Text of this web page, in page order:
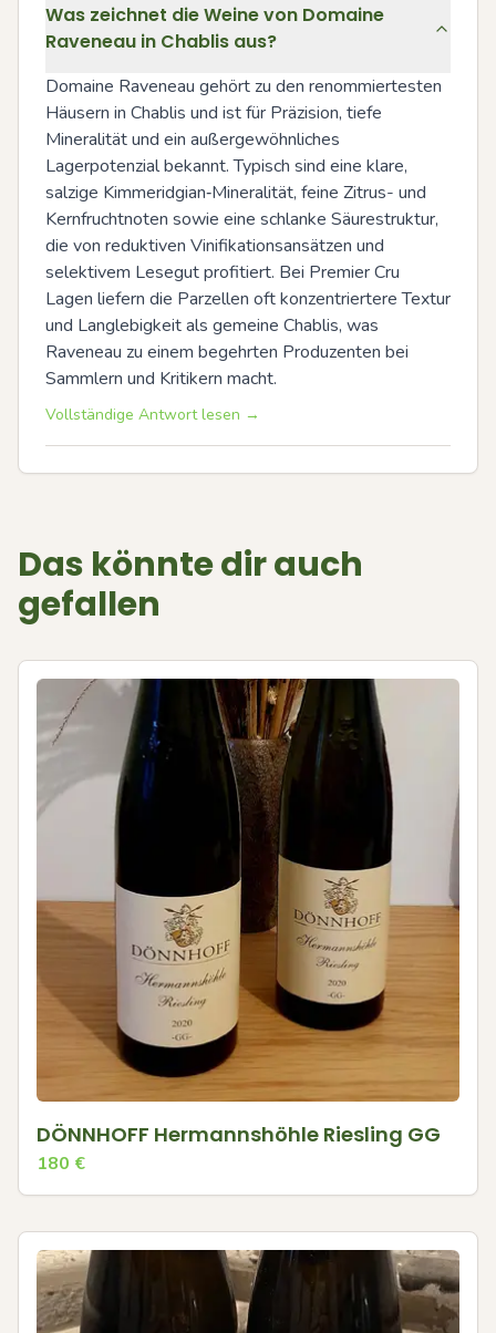
Was zeichnet die Weine von Domaine
Raveneau in Chablis aus?
Domaine Raveneau gehört zu den renommiertesten
Häusern in Chablis und ist für Präzision, tiefe
Mineralität und ein außergewöhnliches
Lagerpotenzial bekannt. Typisch sind eine klare,
salzige Kimmeridgian‑Mineralität, feine Zitrus- und
Kernfruchtnoten sowie eine schlanke Säurestruktur,
die von reduktiven Vinifikationsansätzen und
selektivem Lesegut profitiert. Bei Premier Cru
Lagen liefern die Parzellen oft konzentriertere Textur
und Langlebigkeit als gemeine Chablis, was
Raveneau zu einem begehrten Produzenten bei
Sammlern und Kritikern macht.
Vollständige Antwort lesen →
Das könnte dir auch
gefallen
DÖNNHOFF Hermannshöhle Riesling GG
180 €